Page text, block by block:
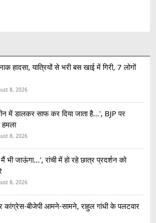
हादसा, यात्रियों से भरी बस खाई में गिरी, 7 लोगों
8, 2026
में डालकर साफ कर दिया जाता है...', BJP पर
8, 2026
जाऊंगा...', रांची में हो रहे छात्र प्रदर्शन को
8, 2026
कांग्रेस-बीजेपी आमने-सामने, राहुल गांधी के पलटवार